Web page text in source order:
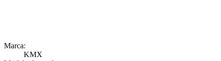
Marca:
KMX